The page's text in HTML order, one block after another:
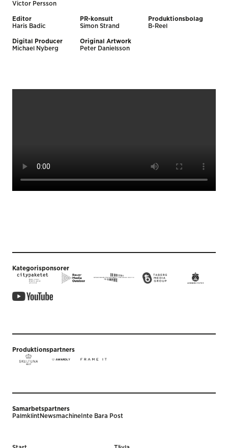
Victor Persson
Editor
Haris Badic
PR-konsult
Simon Strand
Produktionsbolag
B-Reel
Digital Producer
Michael Nyberg
Original Artwork
Peter Danielsson
Kategorisponsorer
Produktionspartners
Samarbetspartners
PalmklintNewsmachine Inte Bara Post